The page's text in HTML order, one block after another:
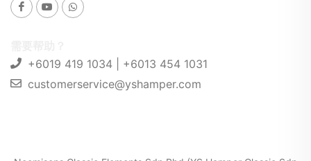
+6019 419 1034 | +6013 454 1031
customerservice@yshamper.com